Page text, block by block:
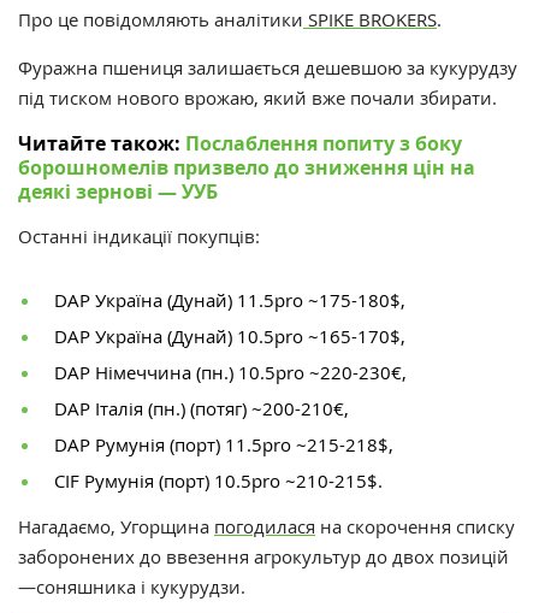
Про це повідомляють аналітики SPIKE BROKERS.
Фуражна пшениця залишається дешевшою за кукурудзу
під тиском нового врожаю, який вже почали збирати.
Читайте також: Послаблення попиту з боку
борошномелів призвело до зниження цін на
деякі зернові — УУБ
Останні індикації покупців:
DAP Україна (Дунай) 11.5pro ~175-180$,
DAP Україна (Дунай) 10.5pro ~165-170$,
DAP Німеччина (пн.) 10.5pro ~220-230€,
DAP Італія (пн.) (потяг) ~200-210€,
DAP Румунія (порт) 11.5pro ~215-218$,
CIF Румунія (порт) 10.5pro ~210-215$.
Нагадаємо, Угорщина погодилася на скорочення списку
заборонених до ввезення агрокультур до двох позицій
—соняшника і кукурудзи.